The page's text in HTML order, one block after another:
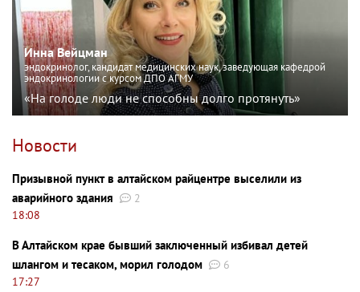
Инна Вейцман
эндокринолог, кандидат медицинских наук, заведующая кафедрой
эндокринологии с курсом ДПО АГМУ
«На голоде люди не способны долго протянуть»
Новости
Призывной пункт в алтайском райцентре выселили из
аварийного здания
2
18:08
В Алтайском крае бывший заключенный избивал детей
шлангом и тесаком, морил голодом
6
17:27